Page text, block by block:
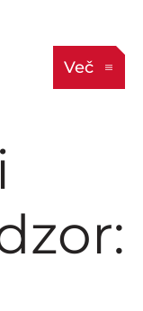
Več